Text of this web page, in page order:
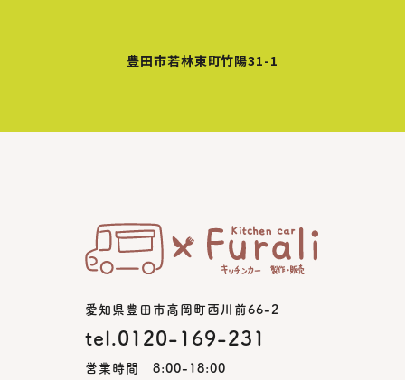
豊田市若林東町竹陽31-1
愛知県豊田市高岡町西川前66-2
tel.0120-169-231
営業時間 8:00-18:00